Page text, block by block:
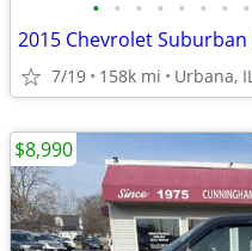
• • • • • • • •
2015 Chevrolet Suburban
7/19 158k mi Urbana,
$8,990